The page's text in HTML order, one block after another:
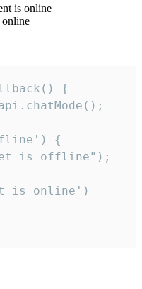
is online
online
{
{
is offline");
is online')